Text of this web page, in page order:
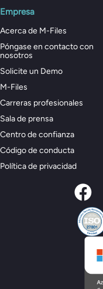
Empresa
Acerca de M-Files
Póngase en contacto con
nosotros
Solicite un Demo
M-Files
Carreras profesionales
Sala de prensa
Centro de confianza
Código de conducta
Política de privacidad